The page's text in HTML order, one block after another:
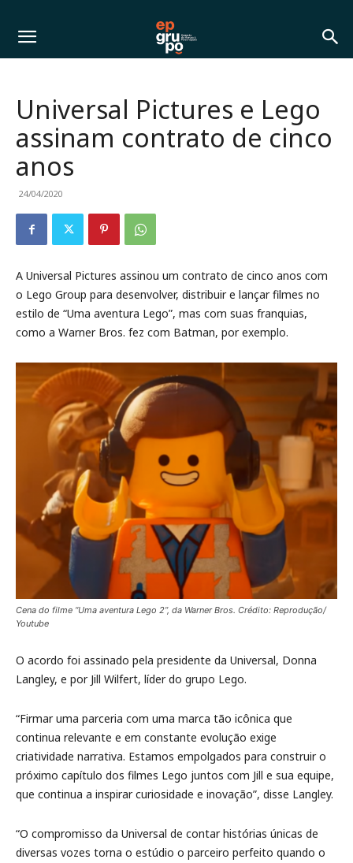
Universal Pictures e Lego
assinam contrato de cinco
anos
24/04/2020
A Universal Pictures assinou um contrato de cinco anos com
o Lego Group para desenvolver, distribuir e lançar filmes no
estilo de “Uma aventura Lego”, mas com suas franquias,
como a Warner Bros. fez com Batman, por exemplo.
Cena do filme “Uma aventura Lego 2”, da Warner Bros. Crédito: Reprodução/
Youtube
O acordo foi assinado pela presidente da Universal, Donna
Langley, e por Jill Wilfert, líder do grupo Lego.
“Firmar uma parceria com uma marca tão icônica que
continua relevante e em constante evolução exige
criatividade narrativa. Estamos empolgados para construir o
próximo capítulo dos filmes Lego juntos com Jill e sua equipe,
que continua a inspirar curiosidade e inovação”, disse Langley.
“O compromisso da Universal de contar histórias únicas de
diversas vozes torna o estúdio o parceiro perfeito quando o